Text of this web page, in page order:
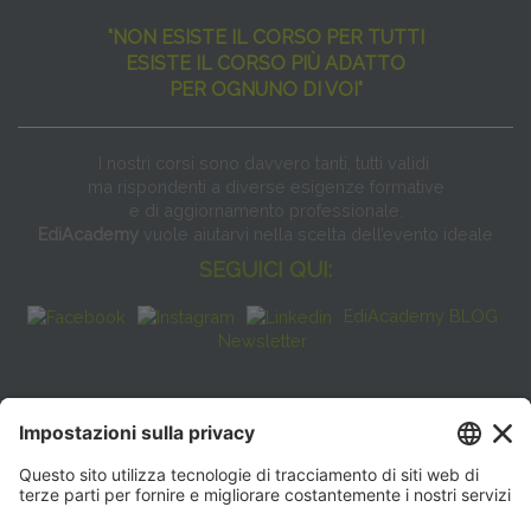
"NON ESISTE IL CORSO PER TUTTI
ESISTE IL CORSO PIÙ ADATTO
PER OGNUNO DI VOI"
I nostri corsi sono davvero tanti, tutti validi
ma rispondenti a diverse esigenze formative
e di aggiornamento professionale.
EdiAcademy vuole aiutarvi nella scelta dell’evento ideale
SEGUICI QUI:
EdiAcademy BLOG
Newsletter
FAQ
CONTATTI